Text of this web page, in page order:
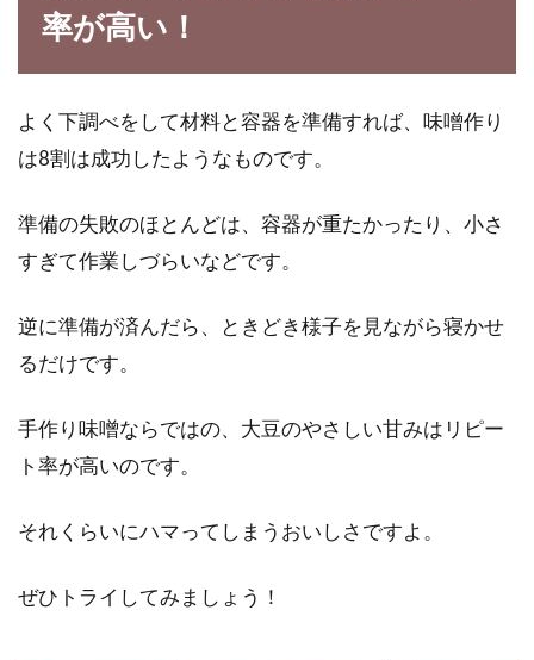
率が高い！
よく下調べをして材料と容器を準備すれば、味噌作り
は8割は成功したようなものです。
準備の失敗のほとんどは、容器が重たかったり、小さ
すぎて作業しづらいなどです。
逆に準備が済んだら、ときどき様子を見ながら寝かせ
るだけです。
手作り味噌ならではの、大豆のやさしい甘みはリピー
ト率が高いのです。
それくらいにハマってしまうおいしさですよ。
ぜひトライしてみましょう！